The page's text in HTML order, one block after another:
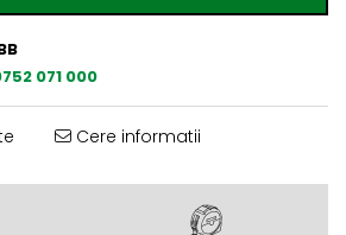
071 000
Cere informatii